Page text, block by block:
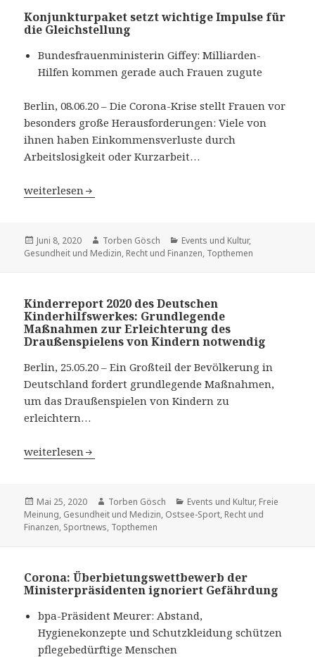
Konjunkturpaket setzt wichtige Impulse für
die Gleichstellung
Bundesfrauenministerin Giffey: Milliarden-
Hilfen kommen gerade auch Frauen zugute
Berlin, 08.06.20 – Die Corona-Krise stellt Frauen vor
besonders große Herausforderungen: Viele von
ihnen haben Einkommensverluste durch
Arbeitslosigkeit oder Kurzarbeit…
Konjunkturpaket setzt wichtige Impulse für die
weiterlesen
Veröffentlicht
am
Juni 8, 2020 Autor
Torben Gösch Kategorien
Events und Kultur,
Gesundheit und Medizin, Recht und Finanzen, Topthemen
Kinderreport 2020 des Deutschen
Kinderhilfswerkes: Grundlegende
Maßnahmen zur Erleichterung des
Draußenspielens von Kindern notwendig
Berlin, 25.05.20 – Ein Großteil der Bevölkerung in
Deutschland fordert grundlegende Maßnahmen,
um das Draußenspielen von Kindern zu
erleichtern…
Kinderreport 2020 des Deutschen Kinderhilfswerkes:
weiterlesen
Veröffentlicht
am
Mai 25, 2020 Autor
Torben Gösch Kategorien
Events und Kultur, Freie
Meinung, Gesundheit und Medizin, Ostsee-Sport, Recht und
Finanzen, Sportnews, Topthemen
Corona: Überbietungswettbewerb der
Ministerpräsidenten ignoriert Gefährdung
bpa-Präsident Meurer: Abstand,
Hygienekonzepte und Schutzkleidung schützen
pflegebedürftige Menschen